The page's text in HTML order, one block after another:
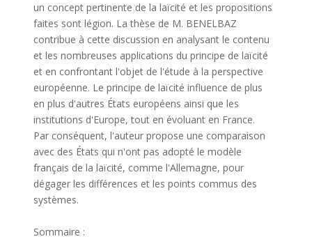
un concept pertinente de la laïcité et les propositions
faites sont légion. La thèse de M. BENELBAZ
contribue à cette discussion en analysant le contenu
et les nombreuses applications du principe de laïcité
et en confrontant l'objet de l'étude à la perspective
européenne. Le principe de laïcité influence de plus
en plus d'autres États européens ainsi que les
institutions d'Europe, tout en évoluant en France.
Par conséquent, l'auteur propose une comparaison
avec des États qui n'ont pas adopté le modèle
français de la laïcité, comme l'Allemagne, pour
dégager les différences et les points commus des
systèmes.
Sommaire :